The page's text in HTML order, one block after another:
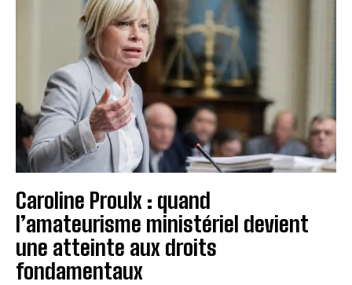
Caroline Proulx : quand
l’amateurisme ministériel devient
une atteinte aux droits
fondamentaux